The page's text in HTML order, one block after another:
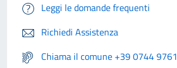
Leggi le domande frequenti
Richiedi Assistenza
Chiama il comune +39 0744 9761